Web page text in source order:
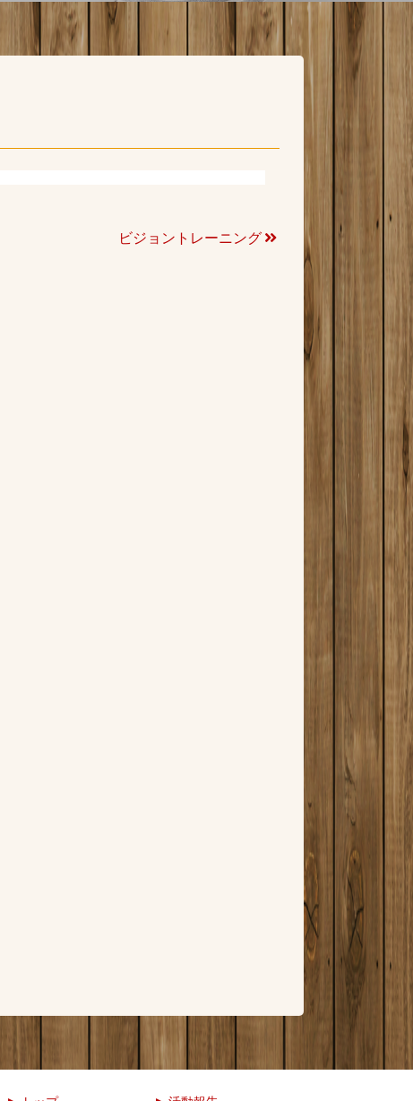
ビジョントレーニング